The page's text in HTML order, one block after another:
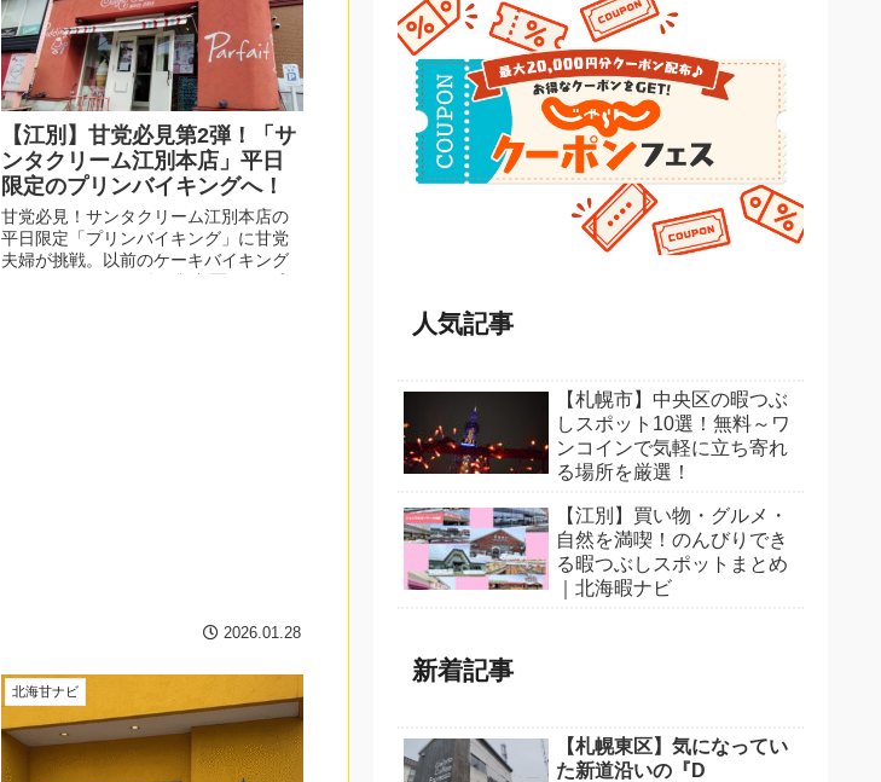
【江別】甘党必見第2弾！「サ
ンタクリーム江別本店」平日
限定のプリンバイキングへ！
甘党必見！サンタクリーム江別本店の
平日限定「プリンバイキング」に甘党
夫婦が挑戦。以前のケーキバイキング
2026.01.28
北海甘ナビ
人気記事
【札幌市】中央区の暇つぶ
しスポット10選！無料～ワ
ンコインで気軽に立ち寄れ
る場所を厳選！
【江別】買い物・グルメ・
自然を満喫！のんびりでき
る暇つぶしスポットまとめ
｜北海暇ナビ
新着記事
【札幌東区】気になってい
た新道沿いの『D